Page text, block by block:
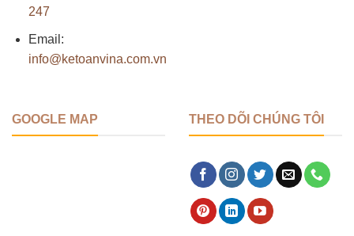
247
Email:
info@ketoanvina.com.vn
GOOGLE MAP THEO DÕI CHÚNG TÔI